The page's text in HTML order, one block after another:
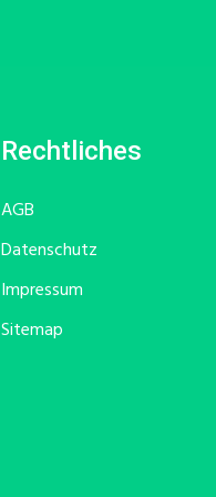
Rechtliches
AGB
Datenschutz
Impressum
Sitemap